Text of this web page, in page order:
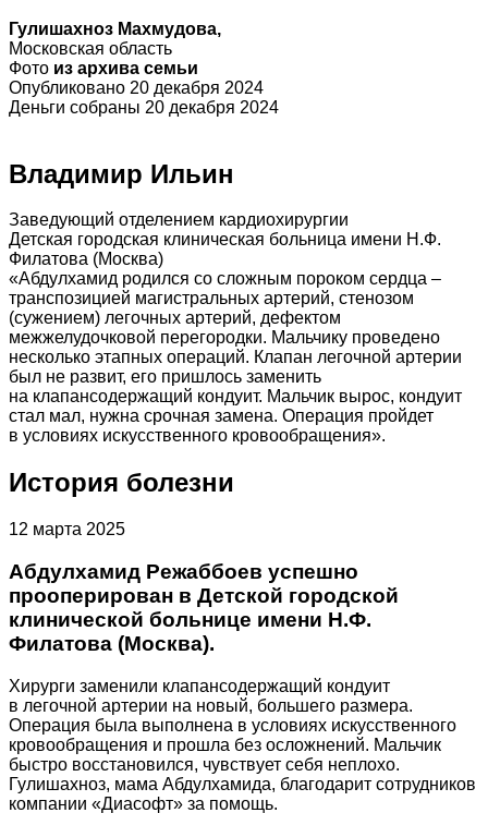
Гулишахноз Махмудова,
Московская область
Фото из архива семьи
Опубликовано 20 декабря 2024
Деньги собраны 20 декабря 2024
Владимир Ильин
Заведующий отделением кардиохирургии
Детская городская клиническая больница имени Н.Ф.
Филатова (Москва)
«Абдулхамид родился со сложным пороком сердца –
транспозицией магистральных артерий, стенозом
(сужением) легочных артерий, дефектом
межжелудочковой перегородки. Мальчику проведено
несколько этапных операций. Клапан легочной артерии
был не развит, его пришлось заменить
на клапансодержащий кондуит. Мальчик вырос, кондуит
стал мал, нужна срочная замена. Операция пройдет
в условиях искусственного кровообращения».
История болезни
12 марта 2025
Абдулхамид Режаббоев успешно
прооперирован в Детской городской
клинической больнице имени Н.Ф.
Филатова (Москва).
Хирурги заменили клапансодержащий кондуит
в легочной артерии на новый, большего размера.
Операция была выполнена в условиях искусственного
кровообращения и прошла без осложнений. Мальчик
быстро восстановился, чувствует себя неплохо.
Гулишахноз, мама Абдулхамида, благодарит сотрудников
компании «Диасофт» за помощь.